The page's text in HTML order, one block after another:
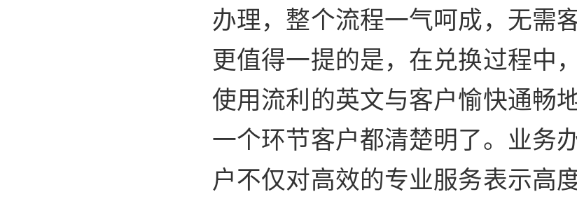
办理，整个流程一气呵成，无需
更值得一提的是，在兑换过程中
使用流利的英文与客户愉快通畅
一个环节客户都清楚明了。业务
户不仅对高效的专业服务表示高